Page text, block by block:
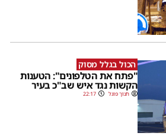
הכול בגלל מסוק
"פתח את הטלפונים": הטענות
הקשות נגד איש שב"כ בעיר
חנוך פוגל 22:17